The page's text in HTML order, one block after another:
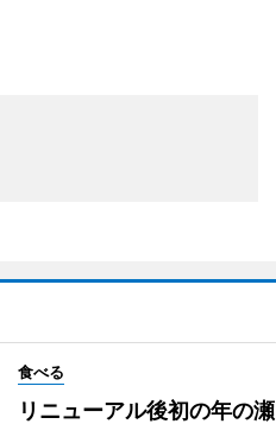
食べる
リニューアル後初の年の